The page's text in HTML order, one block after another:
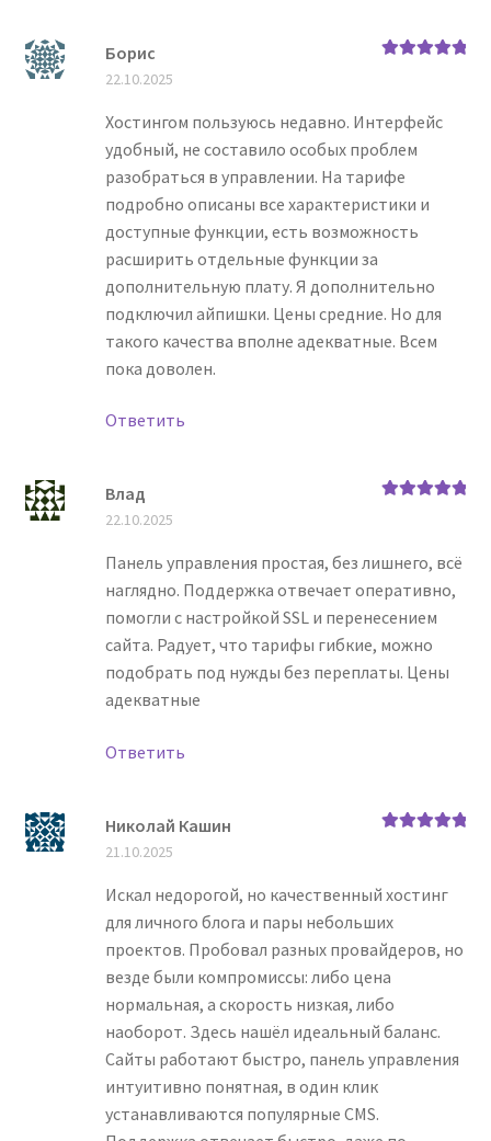
Борис
22.10.2025
Хостингом пользуюсь недавно. Интерфейс
удобный, не составило особых проблем
разобраться в управлении. На тарифе
подробно описаны все характеристики и
доступные функции, есть возможность
расширить отдельные функции за
дополнительную плату. Я дополнительно
подключил айпишки. Цены средние. Но для
такого качества вполне адекватные. Всем
пока доволен.
Ответить
Влад
22.10.2025
Панель управления простая, без лишнего, всё
наглядно. Поддержка отвечает оперативно,
помогли с настройкой SSL и перенесением
сайта. Радует, что тарифы гибкие, можно
подобрать под нужды без переплаты. Цены
адекватные
Ответить
Николай Кашин
21.10.2025
Искал недорогой, но качественный хостинг
для личного блога и пары небольших
проектов. Пробовал разных провайдеров, но
везде были компромиссы: либо цена
нормальная, а скорость низкая, либо
наоборот. Здесь нашёл идеальный баланс.
Сайты работают быстро, панель управления
интуитивно понятная, в один клик
устанавливаются популярные CMS.